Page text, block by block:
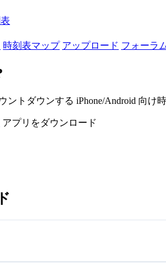
時刻表マップ アップロード フォーラ
トダウンする iPhone/Android 向
アプリをダウンロード